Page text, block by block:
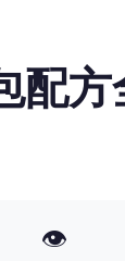
配
👁️